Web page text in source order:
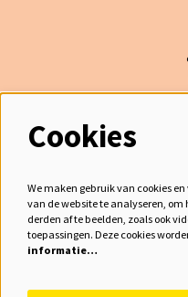
meld je aan
Cookies
We maken gebruik van cookies
van de website te analyseren,
derden af te beelden, zoals ook
toepassingen. Deze cookies
informatie…